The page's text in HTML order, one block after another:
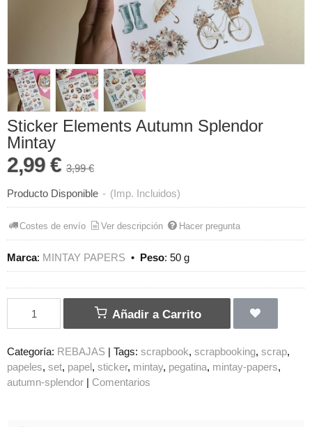
Sticker Elements Autumn Splendor
Mintay
2,99 € 3,99 €
Producto Disponible - (Imp. Incluidos)
Costes de envío Ver descripción Hacer pregunta
Marca: MINTAY PAPERS • Peso: 50 g
Añadir a Carrito
Categoría: REBAJAS | Tags: scrapbook scrapbooking scrap
papeles set papel sticker mintay pegatina mintay-papers
autumn-splendor | Comentarios